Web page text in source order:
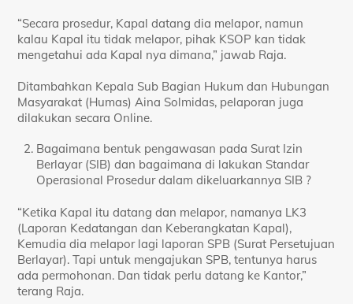
“Secara prosedur, Kapal datang dia melapor, namun
kalau Kapal itu tidak melapor, pihak KSOP kan tidak
mengetahui ada Kapal nya dimana,” jawab Raja.
Ditambahkan Kepala Sub Bagian Hukum dan Hubungan
Masyarakat (Humas) Aina Solmidas, pelaporan juga
dilakukan secara Online.
Bagaimana bentuk pengawasan pada Surat Izin
Berlayar (SIB) dan bagaimana di lakukan Standar
Operasional Prosedur dalam dikeluarkannya SIB ?
“Ketika Kapal itu datang dan melapor, namanya LK3
(Laporan Kedatangan dan Keberangkatan Kapal),
Kemudia dia melapor lagi laporan SPB (Surat Persetujuan
Berlayar). Tapi untuk mengajukan SPB, tentunya harus
ada permohonan. Dan tidak perlu datang ke Kantor,”
terang Raja.